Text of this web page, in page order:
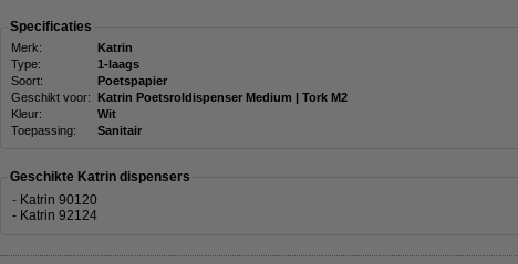
Specificaties
Merk: Katrin
Type:
1-laags
Soort:
Poetspapier
Geschikt voor: Katrin Poetsroldispenser Medium | Tork M2
Kleur:
Wit
Toepassing:
Sanitair
Geschikte Katrin dispensers
- Katrin 90120
- Katrin 92124